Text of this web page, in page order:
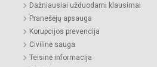
Dažniausiai užduodami klausimai
Pranešėjų apsauga
Korupcijos prevencija
Civilinė sauga
Teisinė informacija